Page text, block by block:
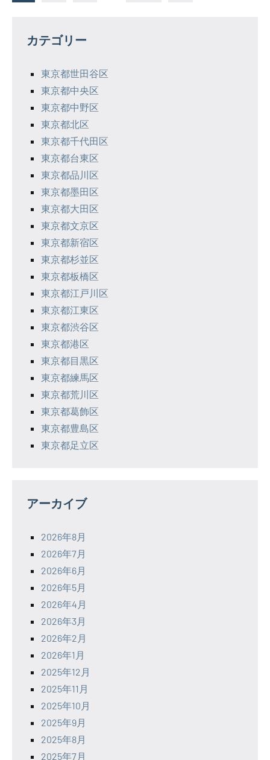
のカテゴリー
東京都世田谷区
東京都中央区
東京都中野区
東京都北区
東京都千代田区
東京都台東区
東京都品川区
東京都墨田区
東京都大田区
東京都文京区
東京都新宿区
東京都杉並区
東京都板橋区
東京都江戸川区
東京都江東区
東京都渋谷区
東京都港区
東京都目黒区
東京都練馬区
東京都荒川区
東京都葛飾区
東京都豊島区
東京都足立区
アーカイブ
2026年8月
2026年7月
2026年6月
2026年5月
2026年4月
2026年3月
2026年2月
2026年1月
2025年12月
2025年11月
2025年10月
2025年9月
2025年8月
2025年7月